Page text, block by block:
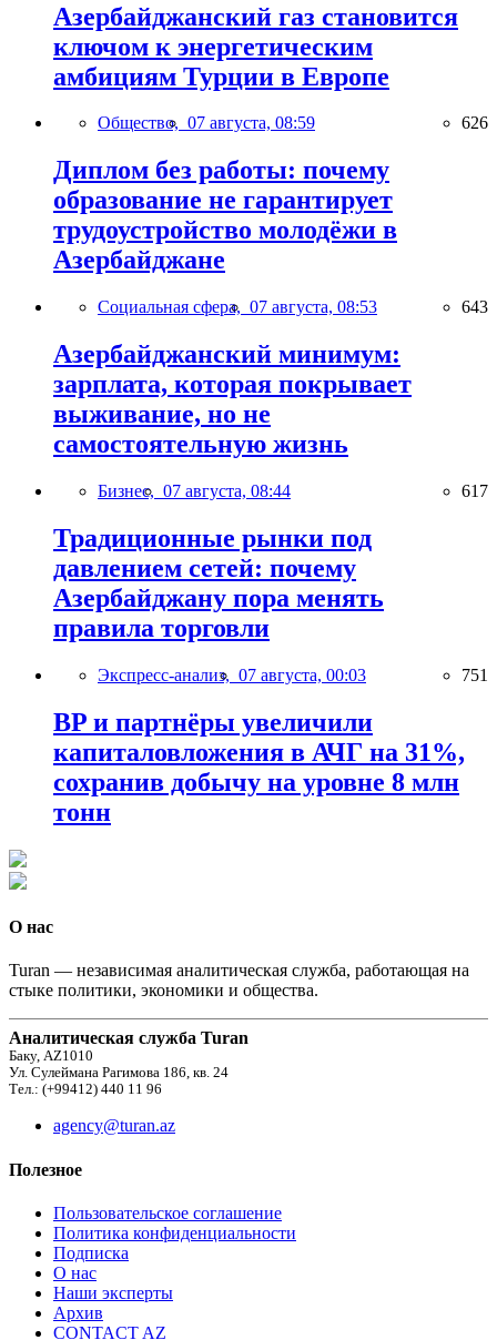
Азербайджанский газ становится
ключом к энергетическим
амбициям Турции в Европе
Общество, 07 августа, 08:59 626
Диплом без работы: почему
образование не гарантирует
трудоустройство молодёжи в
Азербайджане
Социальная сфера, 07 августа, 08:53 643
Азербайджанский минимум:
зарплата, которая покрывает
выживание, но не
самостоятельную жизнь
Бизнес, 07 августа, 08:44 617
Традиционные рынки под
давлением сетей: почему
Азербайджану пора менять
правила торговли
Экспресс-анализ, 07 августа, 00:03 751
BP и партнёры увеличили
капиталовложения в АЧГ на 31%,
сохранив добычу на уровне 8 млн
тонн
О нас
Turan — независимая аналитическая служба, работающая на
стыке политики, экономики и общества.
Аналитическая служба Turan
Баку, AZ1010
Ул. Сулеймана Рагимова 186, кв. 24
Тел.: (+99412) 440 11 96
agency@turan.az
Полезное
Пользовательское соглашение
Политика конфиденциальности
Подписка
О нас
Наши эксперты
Архив
CONTACT AZ